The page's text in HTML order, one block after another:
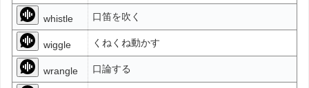
whistle 口笛を吹く
wiggle くねくね動かす
wrangle 口論する